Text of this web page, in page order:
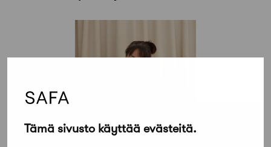
Tämä sivusto käyttää evästeitä.